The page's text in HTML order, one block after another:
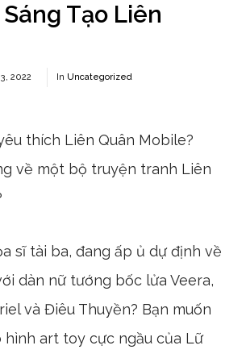
Tạo Liên
2022 In Uncategorized
thích Liên Quân Mobile?
về một bộ truyện tranh Liên
sĩ tài ba, đang ấp ủ dự định về
dàn nữ tướng bốc lửa Veera,
và Điêu Thuyền? Bạn muốn
hình art toy cực ngầu của Lữ